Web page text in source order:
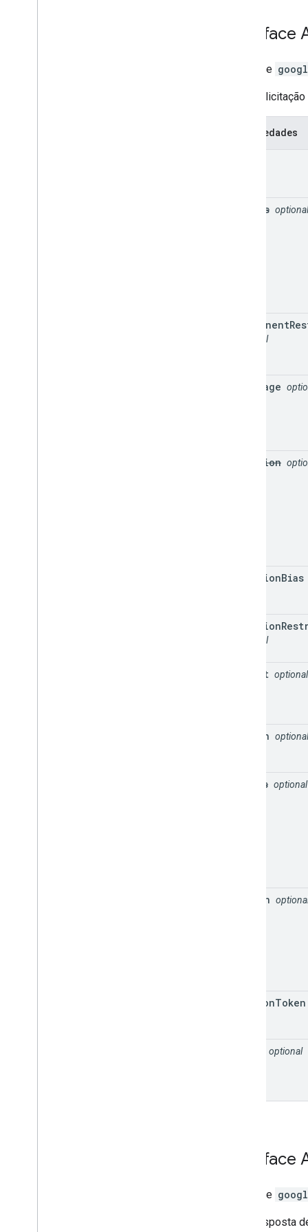
Interface
Interface
Uma
Propriedades
bounds optional
component
optional
language
location
locationBias
location
optional
offset optional
origin optional
radius optional
region
sessionToken
optional
Interface
Interface
Uma resposta